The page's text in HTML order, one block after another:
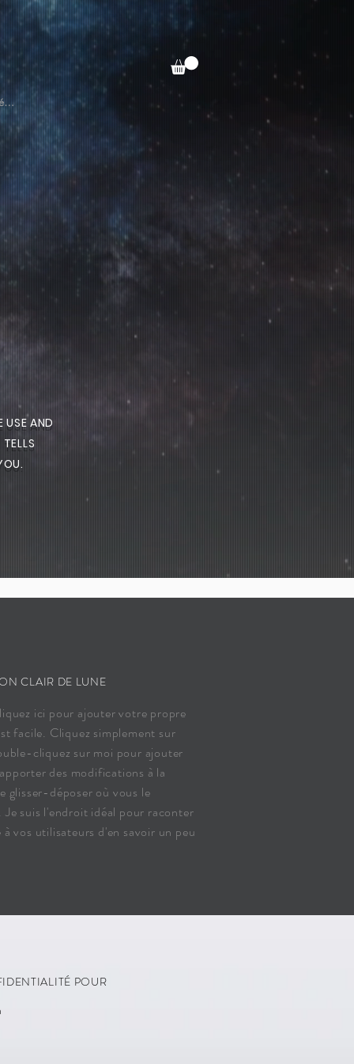
USE AND
CLAIR DE LUNE
ici pour ajouter votre propre
facile. Cliquez simplement sur
cliquez sur moi pour ajouter
des modifications à la
glisser-déposer où vous le
Je suis l'endroit idéal pour raconter
vos utilisateurs d'en savoir un peu
POUR